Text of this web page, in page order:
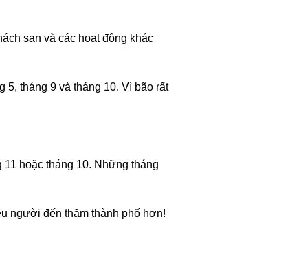
sạn và các hoạt động khác
5, tháng 9 và tháng 10. Vì bão rất
hoặc tháng 10. Những tháng
người đến thăm thành phố hơn!